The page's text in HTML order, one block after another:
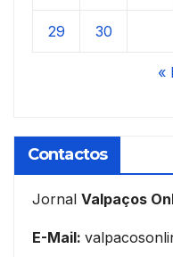
29 30
«
Contactos
Jornal Valpaços
E-Mail: